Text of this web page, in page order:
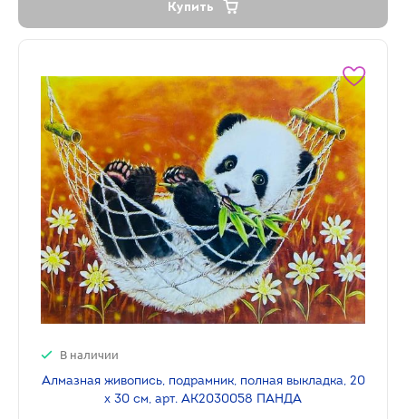
Купить
В наличии
Алмазная живопись, подрамник, полная выкладка, 20
х 30 см, арт. AK2030058 ПАНДА